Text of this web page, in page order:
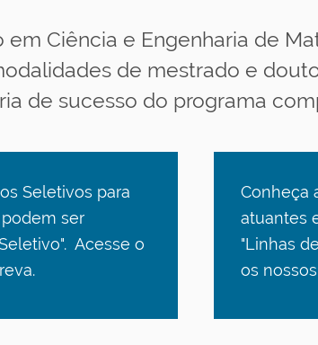
Ciência e Engenharia de
de mestrado e
de sucesso do programa
Seletivos para
ser
Acesse o
Conheça
atuantes
"Linhas
os